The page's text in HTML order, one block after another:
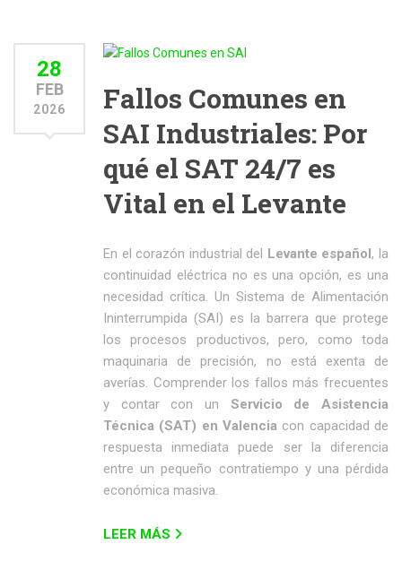
28
FEB
2026
Fallos Comunes en
SAI Industriales: Por
qué el SAT 24/7 es
Vital en el Levante
En el corazón industrial del Levante español, la
continuidad eléctrica no es una opción, es una
necesidad crítica. Un Sistema de Alimentación
Ininterrumpida (SAI) es la barrera que protege
los procesos productivos, pero, como toda
maquinaria de precisión, no está exenta de
averías. Comprender los fallos más frecuentes
y contar con un Servicio de Asistencia
Técnica (SAT) en Valencia con capacidad de
respuesta inmediata puede ser la diferencia
entre un pequeño contratiempo y una pérdida
económica masiva.
LEER MÁS